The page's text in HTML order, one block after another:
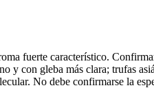
fuerte característico.
y con gleba más clara; trufas
No debe confirmarse la